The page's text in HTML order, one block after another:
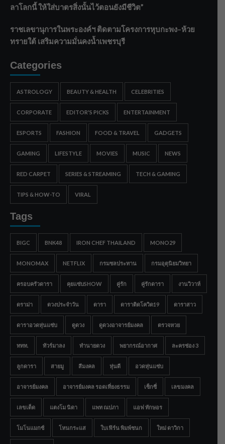
ลาโลกนี้ ให้ใส่บาตรสิ่งนั้นไว้ตอนยังมีชีวิต”
ราชเลขานุการในพระองค์ฯ ติดตามโครงการหุบกะพง–ห้วย
ทรายใต้ เสริมความมั่นคงน้ำเพชรบุรี
Categories
ASTROLOGY BEAUTY & HEALTH CELEBRITIES
CORPORATE EDITOR'S PICKS ENTERTAINMENT
ESPORTS FASHION FOOD & TRAVEL GADGETS
GAMING LIFESTYLE MOVIES MUSIC NEWS
RED CARPET SERIES & STREAMING TECH & GAMING
TIPS & HOW-TO VIRAL
Tags
BIGC BNK48 IRON CHEF THAILAND MONO29
MONOMAX NETFLIX กรมชลประทาน กรมอุตุนิยมวิทยา
ครอบครัวดารา คุยแซ่บSHOW คู่รัก คู่รักดารา งานวิวาห์
ดราม่า ดวงประจำวัน ดารา ดาราติดโควิด19 ดาราสาว
ดาราอวดหุ่นแซ่บ ดูดวง ดูดวงอาจารย์มงคล ตรวจหวย
ททท. ทัวร์มาลง ทำนายดวง พยากรณ์อากาศ ละครช่อง 3
ลูกดารา สายมู สีมงคล หุ่นดี อวดหุ่นแซ่บ
อาจารย์มงคล อาจารย์มงคล รอดเที่ยงธรรม เซ็กซี่ เลขมงคล
เลขเด็ด แตงโม นิดา แพท ณปภา แอฟ ทักษอร
โมโนแมกซ์ โหนกระแส ใบเฟิร์น พิมพ์ชนก ใหม่ ดาวิกา